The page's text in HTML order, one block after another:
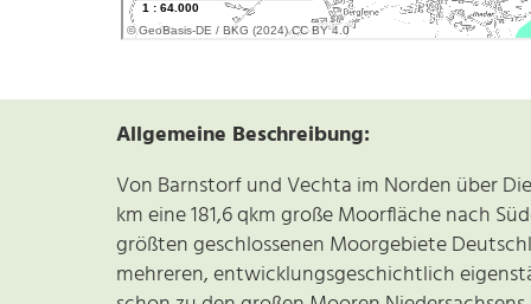
Allgemeine Beschreibung:
Von Barnstorf und Vechta im Norden über
km eine 181,6 qkm große Moorfläche nach
größten geschlossenen Moorgebiete
mehreren, entwicklungsgeschichtlich